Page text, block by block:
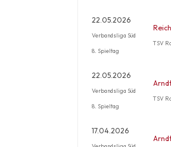
22.05.2026
Verbandsliga Süd
8. Spieltag
TSV
22.05.2026
Verbandsliga Süd
8. Spieltag
TSV
17.04.2026